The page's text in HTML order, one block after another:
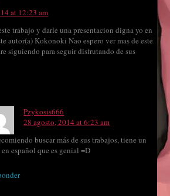
at 12:23 am
trabajo y darle una presentacion digna yo en
autor(a) Kokonoki Nao espero ver mas de este
siguiendo para seguir disfrutando de sus
Pzykosis666
28 agosto, 2014 at 6:23 am
buscar más de sus trabajos, tiene un
español que es genial =D